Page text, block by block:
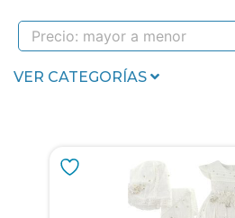
VER CATEGORÍAS